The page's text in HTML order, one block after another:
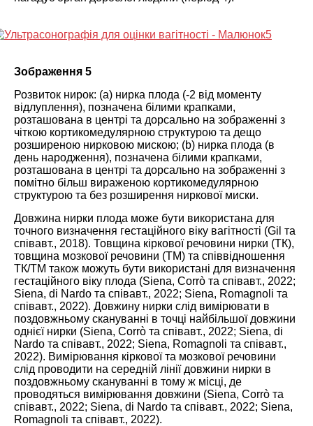
Зображення 5
Розвиток нирок: (а) нирка плода (-2 від моменту
відлуплення), позначена білими крапками,
розташована в центрі та дорсально на зображенні з
чіткою кортикомедулярною структурою та дещо
розширеною нирковою мискою; (b) нирка плода (в
день народження), позначена білими крапками,
розташована в центрі та дорсально на зображенні з
помітно більш вираженою кортикомедулярною
структурою та без розширення ниркової миски.
Довжина нирки плода може бути використана для
точного визначення гестаційного віку вагітності (Gil та
співавт., 2018). Товщина кіркової речовини нирки (ТК),
товщина мозкової речовини (ТМ) та співвідношення
ТК/ТМ також можуть бути використані для визначення
гестаційного віку плода (Siena, Corrò та співавт., 2022;
Siena, di Nardo та співавт., 2022; Siena, Romagnoli та
співавт., 2022). Довжину нирки слід вимірювати в
поздовжньому скануванні в точці найбільшої довжини
однієї нирки (Siena, Corrò та співавт., 2022; Siena, di
Nardo та співавт., 2022; Siena, Romagnoli та співавт.,
2022). Вимірювання кіркової та мозкової речовини
слід проводити на середній лінії довжини нирки в
поздовжньому скануванні в тому ж місці, де
проводяться вимірювання довжини (Siena, Corrò та
співавт., 2022; Siena, di Nardo та співавт., 2022; Siena,
Romagnoli та співавт., 2022).